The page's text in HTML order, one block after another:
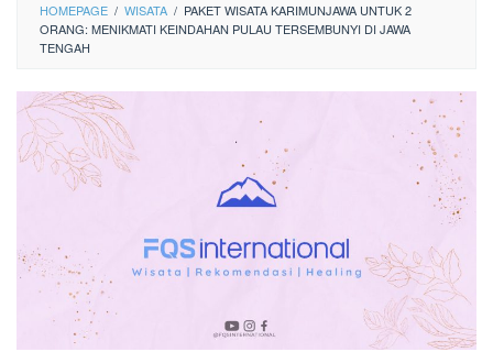
HOMEPAGE / WISATA / PAKET WISATA KARIMUNJAWA UNTUK 2
ORANG: MENIKMATI KEINDAHAN PULAU TERSEMBUNYI DI JAWA
TENGAH